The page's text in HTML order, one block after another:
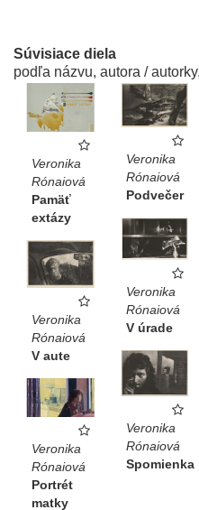
Súvisiace diela
podľa názvu, autora /
Veronika
Rónaiová
Pamäť
extázy
Veronika
Rónaiová
Podvečer
Veronika
Rónaiová
V úrade
Veronika
Rónaiová
V aute
Veronika
Rónaiová
Spomienka
Veronika
Rónaiová
Portrét
matky